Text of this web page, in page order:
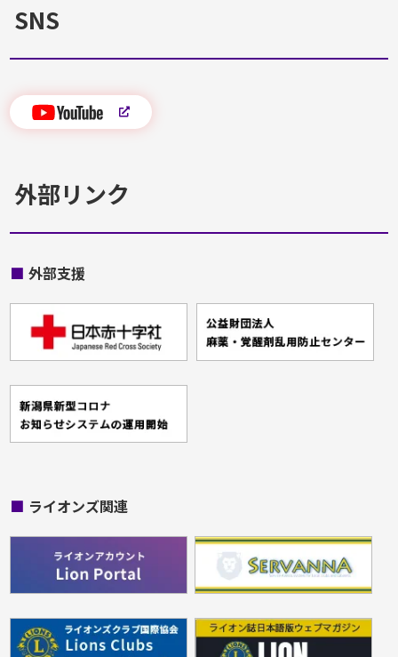
SNS
外部リンク
■ 外部支援
■ ライオンズ関連